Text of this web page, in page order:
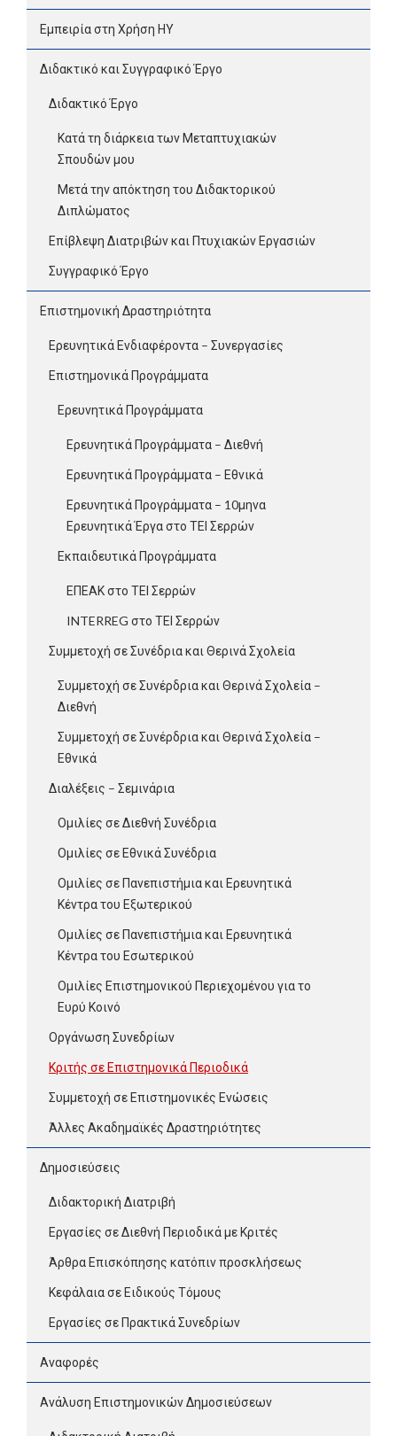
Εμπειρία στη Χρήση ΗΥ
Διδακτικό και Συγγραφικό Έργο
Διδακτικό Έργο
Κατά τη διάρκεια των Μεταπτυχιακών
Σπουδών μου
Μετά την απόκτηση του Διδακτορικού
Διπλώματος
Επίβλεψη Διατριβών και Πτυχιακών Εργασιών
Συγγραφικό Έργο
Επιστημονική Δραστηριότητα
Ερευνητικά Ενδιαφέροντα – Συνεργασίες
Επιστημονικά Προγράμματα
Ερευνητικά Προγράμματα
Ερευνητικά Προγράμματα – Διεθνή
Ερευνητικά Προγράμματα – Εθνικά
Ερευνητικά Προγράμματα – 10μηνα
Ερευνητικά Έργα στο ΤΕΙ Σερρών
Εκπαιδευτικά Προγράμματα
ΕΠΕΑΚ στο ΤΕΙ Σερρών
INTERREG στο ΤΕΙ Σερρών
Συμμετοχή σε Συνέδρια και Θερινά Σχολεία
Συμμετοχή σε Συνέρδρια και Θερινά Σχολεία –
Διεθνή
Συμμετοχή σε Συνέρδρια και Θερινά Σχολεία –
Εθνικά
Διαλέξεις – Σεμινάρια
Ομιλίες σε Διεθνή Συνέδρια
Ομιλίες σε Εθνικά Συνέδρια
Ομιλίες σε Πανεπιστήμια και Ερευνητικά
Κέντρα του Εξωτερικού
Ομιλίες σε Πανεπιστήμια και Ερευνητικά
Κέντρα του Εσωτερικού
Ομιλίες Επιστημονικού Περιεχομένου για το
Ευρύ Κοινό
Οργάνωση Συνεδρίων
Κριτής σε Επιστημονικά Περιοδικά
Συμμετοχή σε Επιστημονικές Ενώσεις
Άλλες Ακαδημαϊκές Δραστηριότητες
Δημοσιεύσεις
Διδακτορική Διατριβή
Εργασίες σε Διεθνή Περιοδικά με Κριτές
Άρθρα Επισκόπησης κατόπιν προσκλήσεως
Κεφάλαια σε Ειδικούς Τόμους
Εργασίες σε Πρακτικά Συνεδρίων
Αναφορές
Ανάλυση Επιστημονικών Δημοσιεύσεων